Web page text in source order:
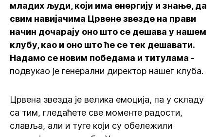
младих људи, који има енергију и знање, да
свим навијачима Црвене звезде на прави
начин дочарају оно што се дешава у нашем
клубу, као и оно што ће се тек дешавати.
Надамо се новим победама и титулама -
подвукао је генерални директор нашег клуба.
Црвена звезда је велика емоција, па у складу
са тим, гледаћете све моменте радости,
славља, али и туге који су обележили